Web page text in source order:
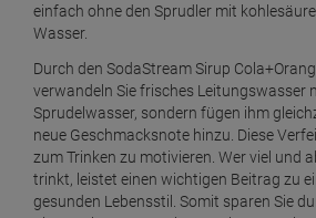
einfach ohne den Sprudler mit
Wasser.
Durch den SodaStream Sirup
verwandeln Sie frisches Leitungswasser
Sprudelwasser, sondern fügen ihm
neue Geschmacksnote hinzu. Diese
zum Trinken zu motivieren. Wer viel und
trinkt, leistet einen wichtigen Beitrag zu
gesunden Lebensstil. Somit sparen Sie